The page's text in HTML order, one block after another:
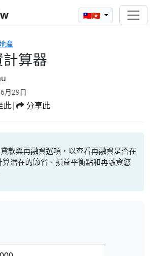
🇹🇼🇭🇰
產
算器
月29日
此| 分享此
款與再融資選項，以查看再融資是否在
潛在的節省、損益平衡點和再融資您